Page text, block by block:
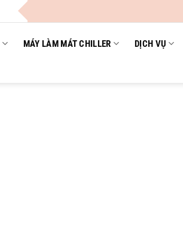
MÁY LÀM MÁT CHILLER DỊCH VỤ